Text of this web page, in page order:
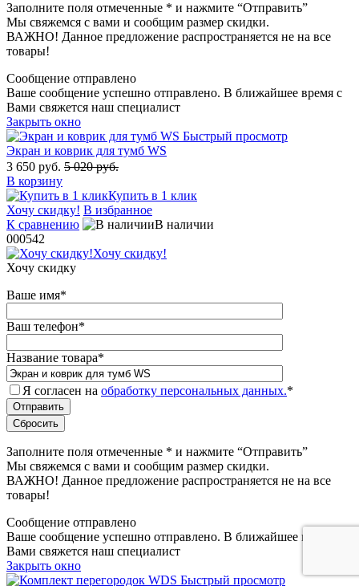
Заполните поля отмеченные * и нажмите “Отправить”
Мы свяжемся с вами и сообщим размер скидки.
ВАЖНО! Данное предложение распространяется не на все
товары!
Сообщение отправлено
Ваше сообщение успешно отправлено. В ближайшее время с
Вами свяжется наш специалист
Закрыть окно
Быстрый просмотр
Экран и коврик для тумб WS
3 650 руб. 5 020 руб.
В корзину
Купить в 1 клик
Хочу скидку! В избранное
К сравнению
В наличии
000542
Хочу скидку!
Хочу скидку
Ваше имя*
Ваш телефон*
Название товара*
Я согласен на обработку персональных данных.*
Заполните поля отмеченные * и нажмите “Отправить”
Мы свяжемся с вами и сообщим размер скидки.
ВАЖНО! Данное предложение распространяется не на все
товары!
Сообщение отправлено
Ваше сообщение успешно отправлено. В ближайшее время с
Вами свяжется наш специалист
Закрыть окно
Быстрый просмотр